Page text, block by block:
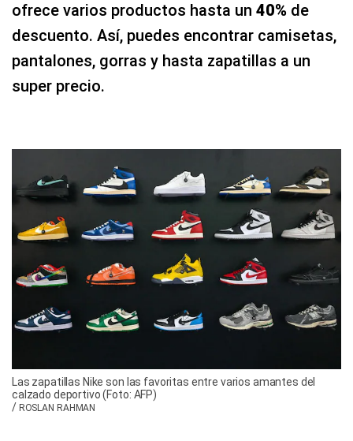
ofrece varios productos hasta un 40% de
descuento. Así, puedes encontrar camisetas,
pantalones, gorras y hasta zapatillas a un
super precio.
Las zapatillas Nike son las favoritas entre varios amantes del
calzado deportivo (Foto: AFP)
/ ROSLAN RAHMAN